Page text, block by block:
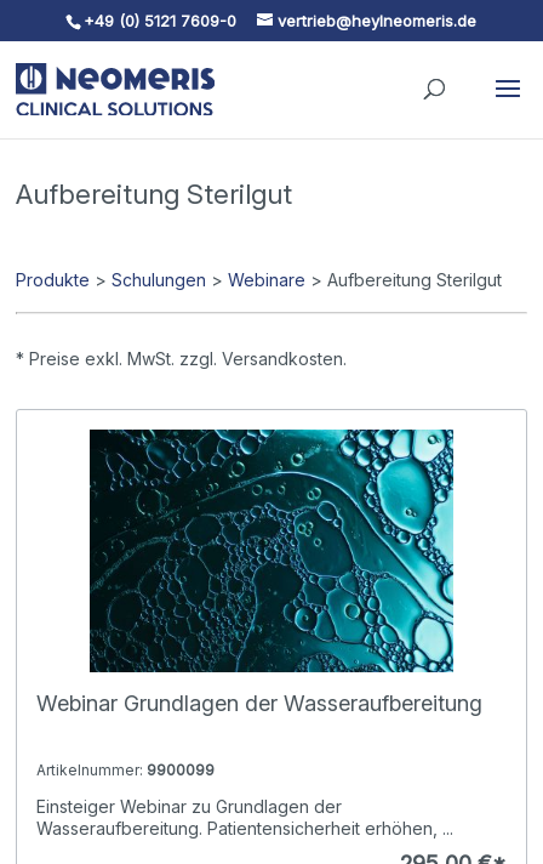
Skip To Content
+49 (0) 5121 7609-0 vertrieb@heylneomeris.de
Aufbereitung Sterilgut
Produkte >Schulungen >Webinare > Aufbereitung Sterilgut
* Preise exkl. MwSt. zzgl. Versandkosten.
Webinar Grundlagen der Wasseraufbereitung
Artikelnummer: 9900099
Einsteiger Webinar zu Grundlagen der
Wasseraufbereitung. Patientensicherheit erhöhen, ...